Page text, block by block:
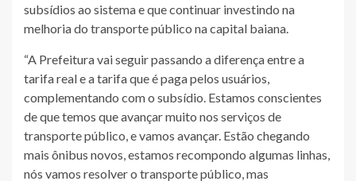
subsídios ao sistema e que continuar investindo na
melhoria do transporte público na capital baiana.
“A Prefeitura vai seguir passando a diferença entre a
tarifa real e a tarifa que é paga pelos usuários,
complementando com o subsídio. Estamos conscientes
de que temos que avançar muito nos serviços de
transporte público, e vamos avançar. Estão chegando
mais ônibus novos, estamos recompondo algumas linhas,
nós vamos resolver o transporte público, mas